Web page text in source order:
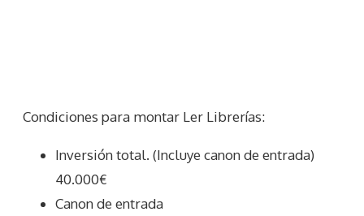
Condiciones para montar Ler Librerías:
Inversión total. (Incluye canon de entrada)
40.000€
Canon de entrada